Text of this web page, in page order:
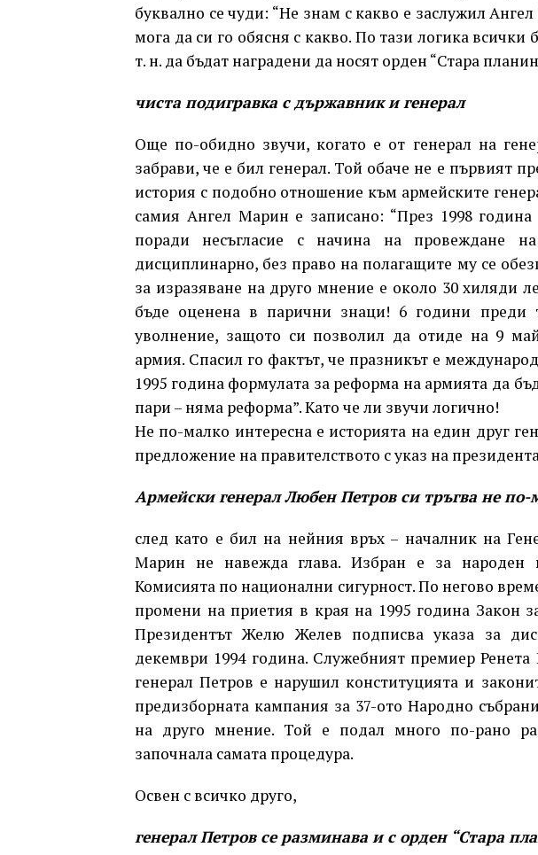
буквално се чуди: “Не знам с какво е заслужил
мога да си го обясня с какво. По тази логика
т. н. да бъдат наградени да носят орден “Стара
чиста подигравка с държавник и генерал
Още по-обидно звучи, когато е от генерал на
забрави, че е бил генерал. Той обаче не е първият
история с подобно отношение към армейските
самия Ангел Марин е записано: “През 1998
поради несъгласие с начина на провеждане
дисциплинарно, без право на полагащите му се
за изразяване на друго мнение е около 30 хиляди
бъде оценена в парични знаци! 6 години
уволнение, защото си позволил да отиде на 9
армия. Спасил го фактът, че празникът е
1995 година формулата за реформа на армията да
пари – няма реформа”. Като че ли звучи логично!
Не по-малко интересна е историята на един друг
предложение на правителството с указ на
Армейски генерал Любен Петров си тръгва не
след като е бил на нейния връх – началник на
Марин не навежда глава. Избран е за народен
Комисията по национални сигурност. По негово
промени на приетия в края на 1995 година Закон
Президентът Желю Желев подписва указа за
декември 1994 година. Служебният премиер
генерал Петров е нарушил конституцията и
предизборната кампания за 37-ото Народно
на друго мнение. Той е подал много по-рано
започнала самата процедура.
Освен с всичко друго,
генерал Петров се разминава и с орден “Стара